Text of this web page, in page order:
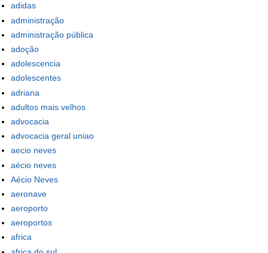
adidas
administração
administração pública
adoção
adolescencia
adolescentes
adriana
adultos mais velhos
advocacia
advocacia geral uniao
aecio neves
aécio neves
Aécio Neves
aeronave
aeroporto
aeroportos
africa